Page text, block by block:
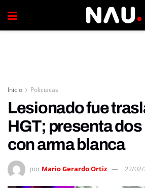
Inicio Policiacas
Lesionado fue
HGT; presenta
con arma blanca
por Mario Gerardo Ortiz 22/02/